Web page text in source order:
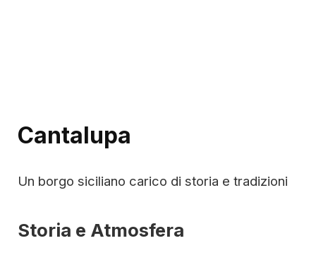
Cantalupa
Un borgo siciliano carico di storia e tradizioni
Storia e Atmosfera